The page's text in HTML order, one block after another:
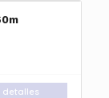
detalles